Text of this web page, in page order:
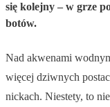
się kolejny – w grze
botów.
Nad akwenami
więcej dziwnych
nickach. Niestety, to